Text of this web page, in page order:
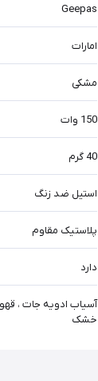
Geepas
امارات
مشکی
150 وات
40 گرم
استیل ضد زنگ
پلاستیک مقاوم
دارد
آسیاب ادویه جات ،
خشک